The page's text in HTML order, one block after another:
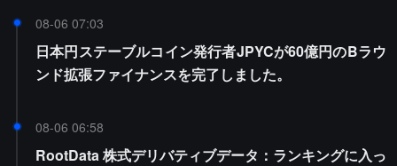
08-06 07:03
日本円ステーブルコイン発行者JPYCが60億円のBラウ
ンド拡張ファイナンスを完了しました。
08-06 06:58
RootData 株式デリバティブデータ：ランキングに入っ